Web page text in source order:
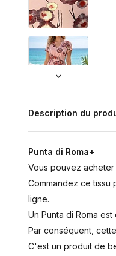
Description du
Punta di Roma+
Vous pouvez acheter
Commandez ce
ligne.
Un Punta di Roma
Par conséquent,
C'est un produit de